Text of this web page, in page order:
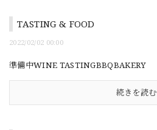
TASTING & FOOD
2022/02/02 00:00
準備中WINE TASTINGBBQBAKERY
続きを読む